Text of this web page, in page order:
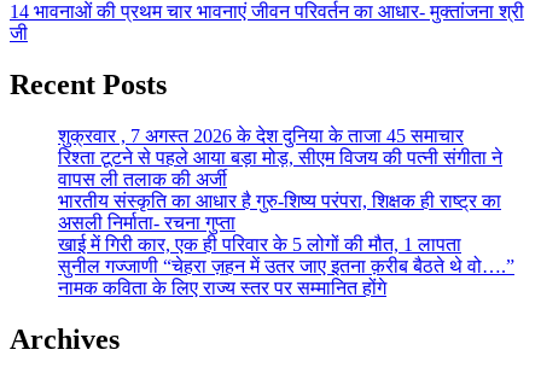
14 भावनाओं की प्रथम चार भावनाएं जीवन परिवर्तन का आधार- मुक्तांजना श्री
जी
Recent Posts
शुक्रवार , 7 अगस्त 2026 के देश दुनिया के ताजा 45 समाचार
रिश्ता टूटने से पहले आया बड़ा मोड़, सीएम विजय की पत्नी संगीता ने
वापस ली तलाक की अर्जी
भारतीय संस्कृति का आधार है गुरु-शिष्य परंपरा, शिक्षक ही राष्ट्र का
असली निर्माता- रचना गुप्ता
खाई में गिरी कार, एक ही परिवार के 5 लोगों की मौत, 1 लापता
सुनील गज्जाणी “चेहरा ज़हन में उतर जाए इतना क़रीब बैठते थे वो….”
नामक कविता के लिए राज्य स्तर पर सम्मानित होंगे
Archives